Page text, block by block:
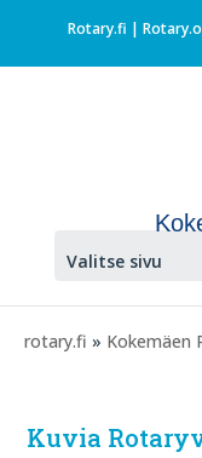
Rotary.fi |
Valitse sivu
rotary.fi » Kokemäen
Kuvia